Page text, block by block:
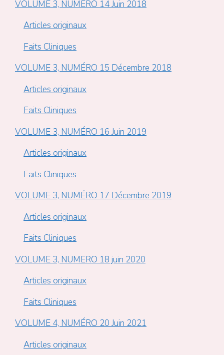
VOLUME 3, NUMÉRO 14 Juin 2018
Articles originaux
Faits Cliniques
VOLUME 3, NUMÉRO 15 Décembre 2018
Articles originaux
Faits Cliniques
VOLUME 3, NUMÉRO 16 Juin 2019
Articles originaux
Faits Cliniques
VOLUME 3, NUMÉRO 17 Décembre 2019
Articles originaux
Faits Cliniques
VOLUME 3, NUMERO 18 juin 2020
Articles originaux
Faits Cliniques
VOLUME 4, NUMÉRO 20 Juin 2021
Articles originaux